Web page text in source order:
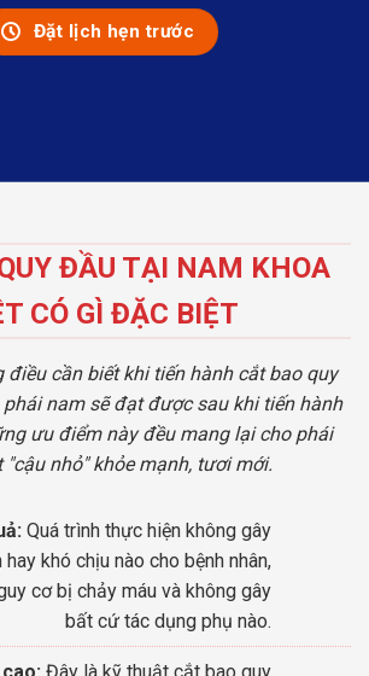
Đặt lịch hẹn trước
ĐẦU TẠI NAM KHOA
CÓ GÌ ĐẶC BIỆT
điều cần biết khi tiến hành cắt bao quy
nam sẽ đạt được sau khi tiến hành
ưu điểm này đều mang lại cho phái
"cậu nhỏ" khỏe mạnh, tươi mới.
Quá trình thực hiện không gây
khó chịu nào cho bệnh nhân,
cơ bị chảy máu và không gây
bất cứ tác dụng phụ nào.